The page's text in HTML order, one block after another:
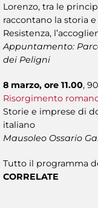
Lorenzo, tra le
raccontano la storia
Resistenza,
Appuntamento:
dei Peligni
8 marzo, ore 11.00,
Risorgimento
Storie e imprese di
italiano
Mausoleo Ossario
Tutto il programma
CORRELATE